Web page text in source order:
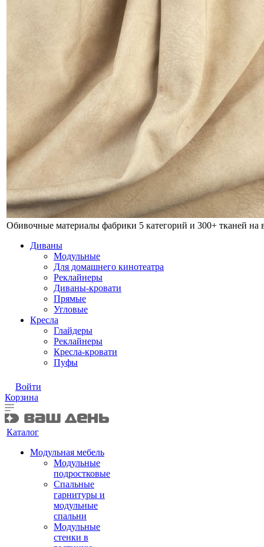
Обивочные материалы фабрики 5 категорий и 300+ тканей на
Диваны
Модульные
Для домашнего кинотеатра
Реклайнеры
Диваны-кровати
Прямые
Угловые
Кресла
Глайдеры
Реклайнеры
Кресла-кровати
Пуфы
Войти
Корзина
Каталог
Модульная мебель
Модульные
подростковые
Спальные
гарнитуры и
модульные
спальни
Модульные
стенки в